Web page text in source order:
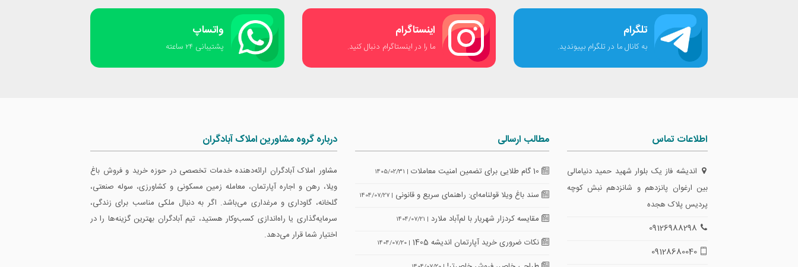
تلگرام
به کانال ما در تلگرام بپیوندید.
اینستاگرام
ما را در اینستاگرام دنبال کنید.
واتساپ
پشتیبانی ٢۴ ساعته
اطلاعات تماس
اندیشه فاز یک بلوار شهید حمید دنیامالی
بین ارغوان پانزدهم و شانزدهم نبش کوچه
پردیس پلاک هجده
مطالب ارسالی
| 1405/02/31
سند باغ ویلا قولنامه‌ای: راهنمای سریع و قانونی | 1404/07/27
مقایسه کردزار شهریار با لم‌آباد ملارد | 1404/07/21
نکات ضروری خرید آپارتمان اندیشه 1405 | 1404/07/20
درباره گروه مشاورین املاک آبادگران
مشاور املاک آبادگران ارائه‌دهنده خدمات تخصصی در حوزه خرید و فروش باغ
ویلا، رهن و اجاره آپارتمان، معامله زمین مسکونی و کشاورزی، سوله صنعتی،
گلخانه، گاوداری و مرغداری می‌باشد. اگر به دنبال ملکی مناسب برای زندگی،
سرمایه‌گذاری یا راه‌اندازی کسب‌وکار هستید، تیم آبادگران بهترین گزینه‌ها را در
اختیار شما قرار می‌دهد.